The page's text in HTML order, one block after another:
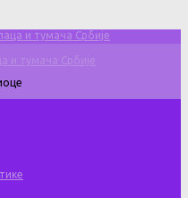
и тумача Србије